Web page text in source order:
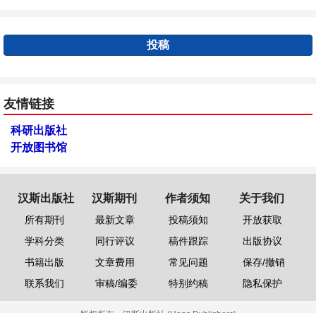
投稿
友情链接
科研出版社
开放图书馆
汉斯出版社
所有期刊
学科分类
书籍出版
联系我们
汉斯期刊
最新文章
同行评议
文章费用
审稿/编委
作者须知
投稿须知
稿件跟踪
常见问题
特别约稿
关于我们
开放获取
出版协议
保存/撤销
隐私保护